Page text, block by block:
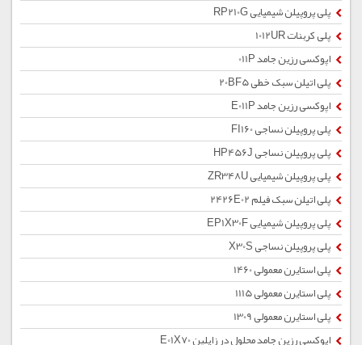
پلی پروپیلن شیمیایی RP210G
پلی کربنات 1012UR
اپوکسی رزین جامد 011P
پلی اتیلن سبک خطی 20BF5
اپوکسی رزین جامد E011P
پلی پروپیلن نساجی FI160
پلی پروپیلن نساجی HP456J
پلی پروپیلن شیمیایی ZR348U
پلی اتیلن سبک فیلم 2426E02
پلی پروپیلن شیمیایی EP1X30F
پلی پروپیلن نساجی X30S
پلی استایرن معمولی 1460
پلی استایرن معمولی 1115
پلی استایرن معمولی 1309
اپوکسی رزین جامد محلول در زایلین E01X70